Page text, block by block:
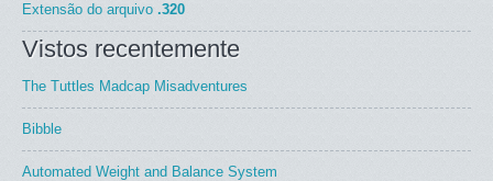
Extensão do arquivo .320
Vistos recentemente
The Tuttles Madcap Misadventures
Bibble
Automated Weight and Balance System